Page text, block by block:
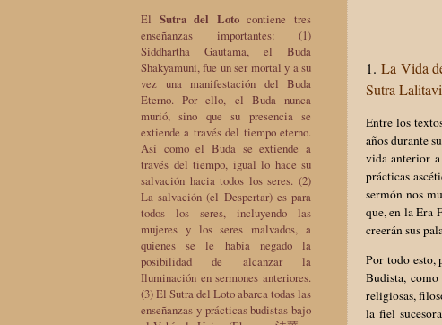
1. La Vida
Sutra
Entre los
años durante
vida anterior
prácticas
sermón nos
que, en la Era
creerán sus
Por todo esto,
Budista,
religiosas,
la fiel
El Sutra del Lotocontiene tres
enseñanzas importantes: (1)
Siddhartha Gautama, el Buda
Shakyamuni, fue un ser mortal y a su
vez una manifestación del Buda
Eterno. Por ello, el Buda nunca
murió, sino que su presencia se
extiende a través del tiempo eterno.
Así como el Buda se extiende a
través del tiempo, igual lo hace su
salvación hacia todos los seres. (2)
La salvación (el Despertar) es para
todos los seres, incluyendo las
mujeres y los seres malvados, a
quienes se le había negado la
posibilidad de alcanzar la
Iluminación en sermones anteriores.
(3) El Sutra del Loto abarca todas las
enseñanzas y prácticas budistas bajo